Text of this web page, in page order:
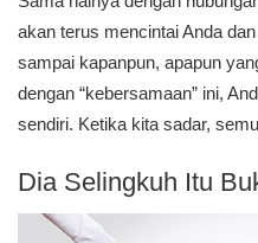
akan terus mencintai Anda
sampai kapanpun, apapun
dengan “kebersamaan” ini,
sendiri. Ketika kita sadar,
Dia Selingkuh Itu